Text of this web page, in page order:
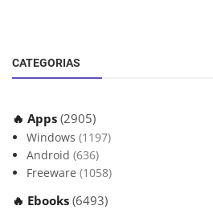
CATEGORIAS
🔥 Apps (2905)
Windows (1197)
Android (636)
Freeware (1058)
🔥 Ebooks (6493)